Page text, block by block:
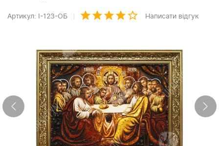
Артикул: І-123-ОБ Написати відгук